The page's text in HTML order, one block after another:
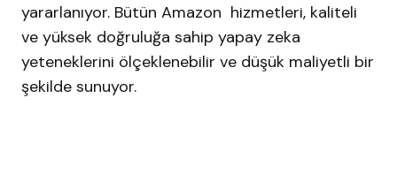
yararlanıyor. Bütün Amazon hizmetleri, kaliteli
ve yüksek doğruluğa sahip yapay zeka
yeteneklerini ölçeklenebilir ve düşük maliyetli bir
şekilde sunuyor.